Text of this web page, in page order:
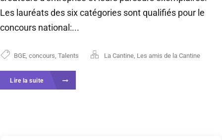
Les lauréats des six catégories sont qualifiés pour le
concours national:...
BGE concours Talents La Cantine Les amis de la Cantine
Lire la suite